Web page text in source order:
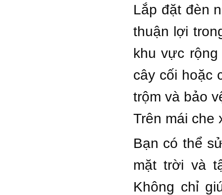
Lắp đặt đèn
thuận lợi
khu vực
cây cối hoặc
trộm và bảo
Trên mái che
Bạn có thể
mặt trời và
Không chỉ